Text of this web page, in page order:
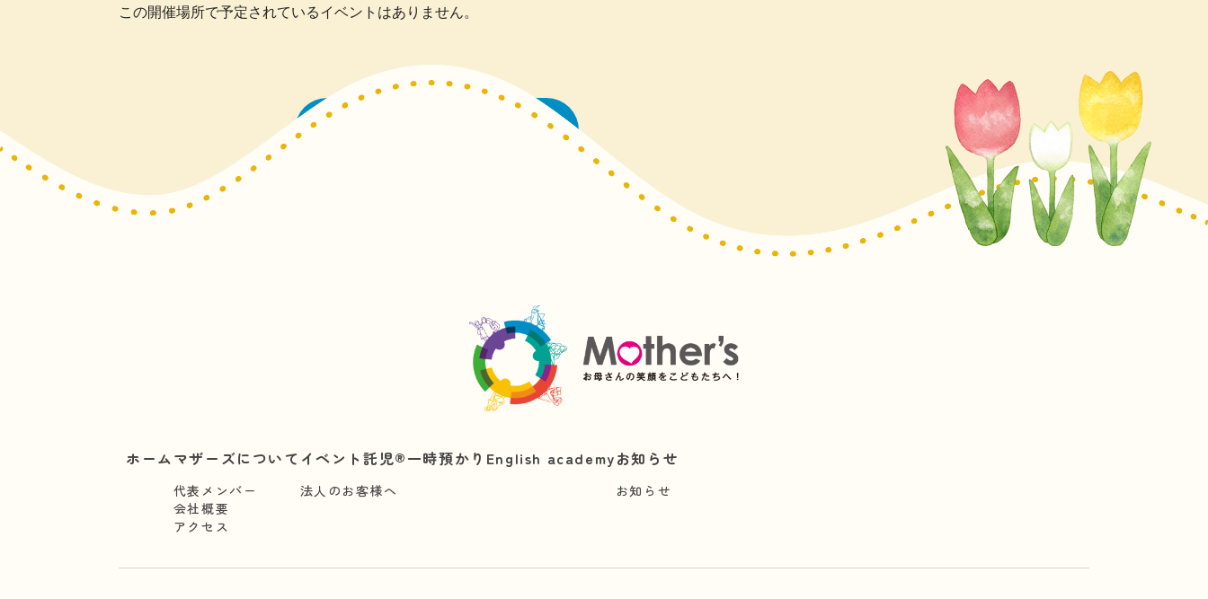
この開催場所で予定されているイベントはありません。
ホームマザーズについて
代表メンバー
会社概要
アクセス
イベント託児®︎
法人のお客様へ
一時預かり English academyお知らせ
お知らせ